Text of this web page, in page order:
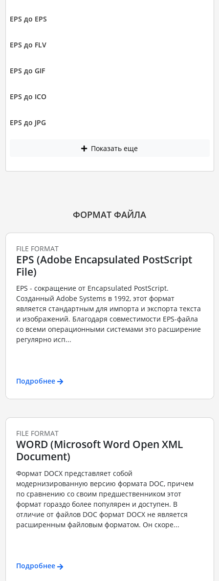
EPS до EPS
EPS до FLV
EPS до GIF
EPS до ICO
EPS до JPG
Показать еще
ФОРМАТ ФАЙЛА
FILE FORMAT
EPS (Adobe Encapsulated PostScript
File)
EPS - сокращение от Encapsulated PostScript.
Созданный Adobe Systems в 1992, этот формат
является стандартным для импорта и экспорта текста
и изображений. Благодаря совместимости EPS-файла
со всеми операционными системами это расширение
регулярно исп...
Подробнее
FILE FORMAT
WORD (Microsoft Word Open XML
Document)
Формат DOCX представляет собой
модернизированную версию формата DOC, причем
по сравнению со своим предшественником этот
формат гораздо более популярен и доступен. В
отличие от файлов DOC формат DOCX не является
расширенным файловым форматом. Он скоре...
Подробнее